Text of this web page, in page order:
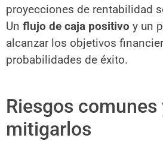
proyecciones de rentabilidad
Un flujo de caja positivo y un
alcanzar los objetivos
probabilidades de éxito.
Riesgos
mitigarlos